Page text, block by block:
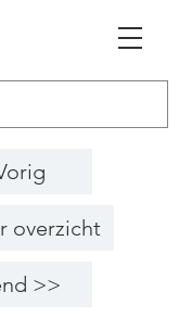
overzicht
>>